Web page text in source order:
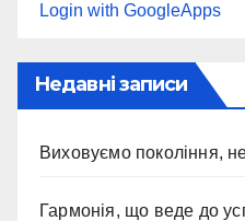
Login with GoogleApps
Недавні записи
Виховуємо покоління,
Гармонія, що веде до